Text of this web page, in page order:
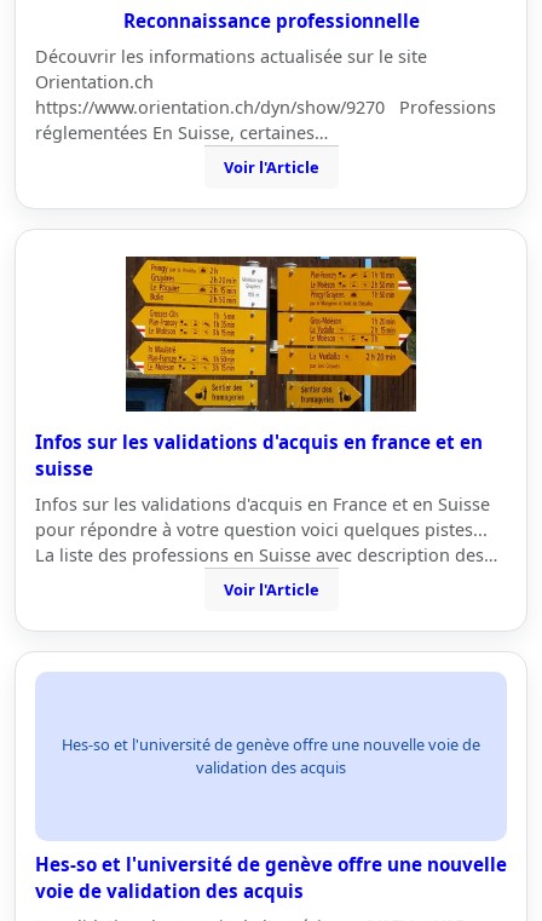
Reconnaissance professionnelle
Découvrir les informations actualisée sur le site
Orientation.ch
https://www.orientation.ch/dyn/show/9270 Professions
réglementées En Suisse, certaines…
Voir l'Article
Infos sur les validations d'acquis en france et en
suisse
Infos sur les validations d'acquis en France et en Suisse
pour répondre à votre question voici quelques pistes...
La liste des professions en Suisse avec description des…
Voir l'Article
Hes-so et l'université de genève offre une nouvelle voie de
validation des acquis
Hes-so et l'université de genève offre une nouvelle
voie de validation des acquis